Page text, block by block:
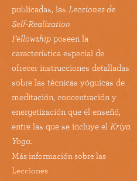
publicadas, las Lecciones de
Self-Realization
Fellowship poseen la
característica especial de
ofrecer instrucciones detalladas
sobre las técnicas yóguicas de
meditación, concentración y
energetización que él enseñó,
entre las que se incluye el Kriya
Yoga.
Más información sobre las
Lecciones